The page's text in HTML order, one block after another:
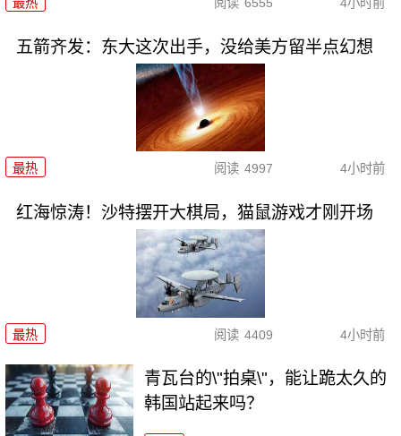
五箭齐发：东大这次出手，没给美方留半点幻想
最热 阅读 4997 4小时前
红海惊涛！沙特摆开大棋局，猫鼠游戏才刚开场
最热 阅读 4409 4小时前
青瓦台的\"拍桌\"，能让跪太久的
韩国站起来吗？